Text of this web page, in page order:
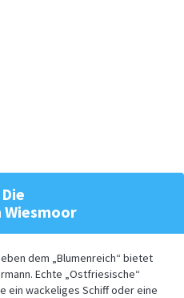
dem „Blumenreich“ bietet
Echte „Ostfriesische“
ein wackeliges Schiff oder eine